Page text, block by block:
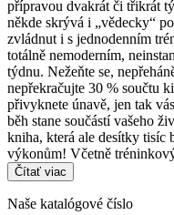
přípravou dvakrát či třikrát
někde skrývá i „vědecky“
zvládnut i s jednodenním
totálně nemoderním,
týdnu. Nežeňte se,
nepřekračujte 30 % součtu
přivyknete únavě, jen tak
běh stane součástí vašeho
kniha, která ale desítky tisíc
výkonům! Včetně
Čítať viac
Naše katalógové číslo